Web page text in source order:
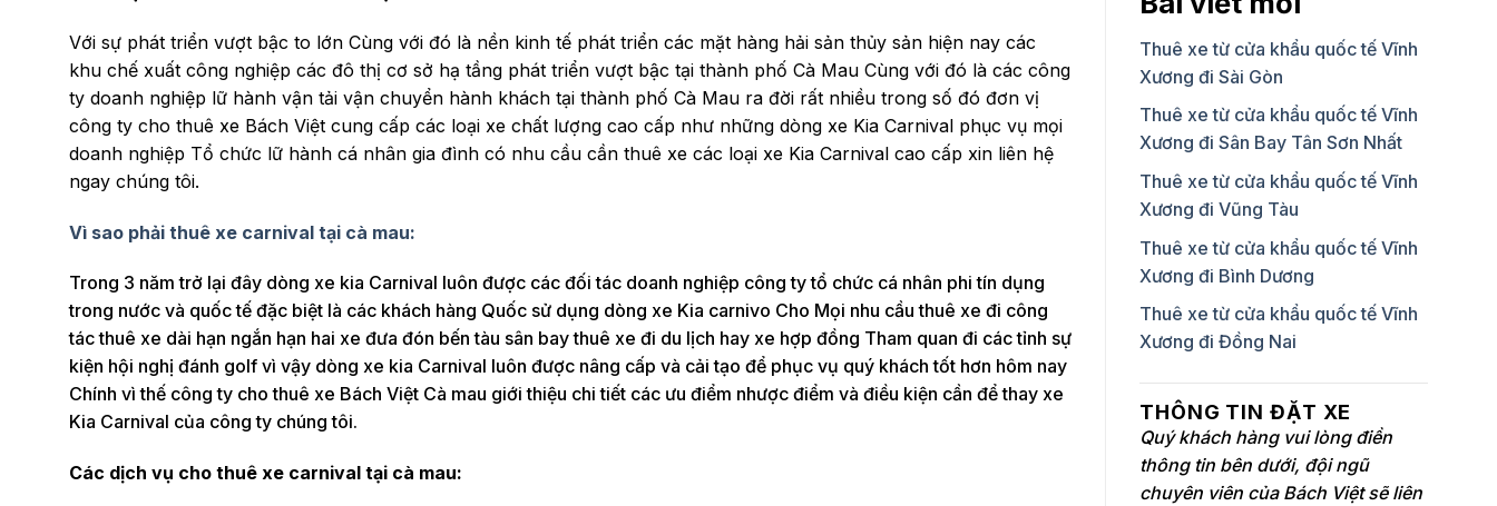
Với sự phát triển vượt bậc to lớn Cùng với đó là nền kinh tế phát triển các mặt hàng hải sản thủy sản hiện nay các
khu chế xuất công nghiệp các đô thị cơ sở hạ tầng phát triển vượt bậc tại thành phố Cà Mau Cùng với đó là các công
ty doanh nghiệp lữ hành vận tải vận chuyển hành khách tại thành phố Cà Mau ra đời rất nhiều trong số đó đơn vị
công ty cho thuê xe Bách Việt cung cấp các loại xe chất lượng cao cấp như những dòng xe Kia Carnival phục vụ mọi
doanh nghiệp Tổ chức lữ hành cá nhân gia đình có nhu cầu cần thuê xe các loại xe Kia Carnival cao cấp xin liên hệ
ngay chúng tôi.
Vì sao phải thuê xe carnival tại cà mau:
Trong 3 năm trở lại đây dòng xe kia Carnival luôn được các đối tác doanh nghiệp công ty tổ chức cá nhân phi tín dụng
trong nước và quốc tế đặc biệt là các khách hàng Quốc sử dụng dòng xe Kia carnivo Cho Mọi nhu cầu thuê xe đi công
tác thuê xe dài hạn ngắn hạn hai xe đưa đón bến tàu sân bay thuê xe đi du lịch hay xe hợp đồng Tham quan đi các tỉnh sự
kiện hội nghị đánh golf vì vậy dòng xe kia Carnival luôn được nâng cấp và cải tạo để phục vụ quý khách tốt hơn hôm nay
Chính vì thế công ty cho thuê xe Bách Việt Cà mau giới thiệu chi tiết các ưu điểm nhược điểm và điều kiện cần để thay xe
Kia Carnival của công ty chúng tôi.
Các dịch vụ cho thuê xe carnival tại cà mau:
Thuê xe từ cửa khẩu quốc tế Vĩnh
Xương đi Sài Gòn
Thuê xe từ cửa khẩu quốc tế Vĩnh
Xương đi Sân Bay Tân Sơn Nhất
Thuê xe từ cửa khẩu quốc tế Vĩnh
Xương đi Vũng Tàu
Thuê xe từ cửa khẩu quốc tế Vĩnh
Xương đi Bình Dương
Thuê xe từ cửa khẩu quốc tế Vĩnh
Xương đi Đồng Nai
THÔNG TIN ĐẶT XE
Quý khách hàng vui lòng điền
thông tin bên dưới, đội ngũ
chuyên viên của Bách Việt sẽ liên